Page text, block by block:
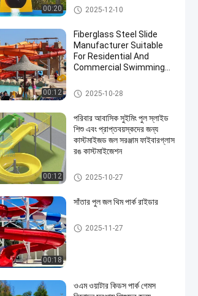
00:20 সুইমিং পুল ওয়াটার স্লাইড
2025-12-10
00:12
Fiberglass Steel Slide
Manufacturer Suitable
For Residential And
Commercial Swimming
More Than 10 Years Use
ওয়াটার পার্ক স্লাইড
2025-10-28
00:12
পরিবার আবাসিক সুইমিং পুল স্লাইড
শিশু এবং প্রাপ্তবয়স্কদের জন্য
কাস্টমাইজড জল সরঞ্জাম ফাইবারগ্লাস
রঙ কাস্টমাইজেশন
অ্যাকোয়া পার্ক
2025-10-27
00:18
সাঁতার পুল জল থিম পার্ক রাইডার
সুইমিং পুল ওয়াটার স্লাইড
2025-11-27
ওএম ওয়াটার কিডস পার্ক গেমস